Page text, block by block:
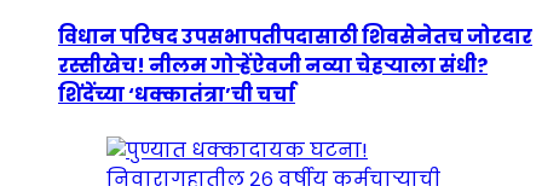
विधान परिषद उपसभापतीपदासाठी शिवसेनेतच जोरदार
रस्सीखेच! नीलम गोऱ्हेंऐवजी नव्या चेहऱ्याला संधी?
शिंदेंच्या ‘धक्कातंत्रा’ची चर्चा